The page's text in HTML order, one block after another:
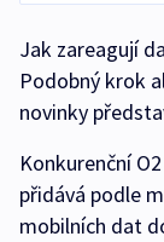
Jak zareagují
Podobný krok
novinky
Konkurenční
přidává podle
mobilních dat